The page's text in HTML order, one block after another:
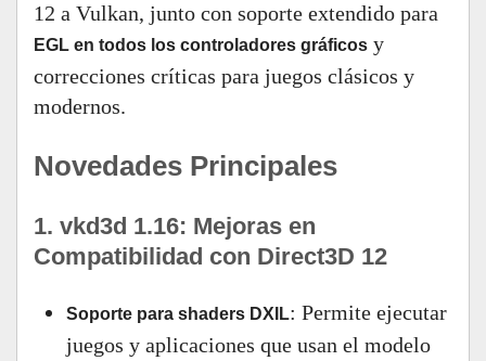
12 a Vulkan, junto con soporte extendido para
EGL en todos los controladores gráficos y
correcciones críticas para juegos clásicos y
modernos.
Novedades Principales
1. vkd3d 1.16: Mejoras en
Compatibilidad con Direct3D 12
Soporte para shaders DXIL: Permite ejecutar
juegos y aplicaciones que usan el modelo